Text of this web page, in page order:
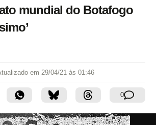
mundial do Botafogo
em 29/04/21 às 01:46
0